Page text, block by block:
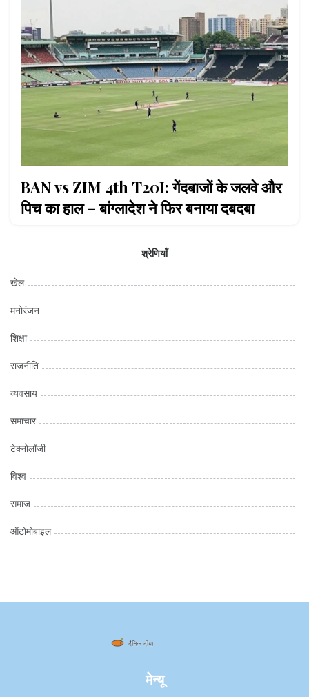
BAN vs ZIM 4th T20I: गेंदबाजों के जलवे और
पिच का हाल – बांग्लादेश ने फिर बनाया दबदबा
श्रेणियाँ
खेल
मनोरंजन
शिक्षा
राजनीति
व्यवसाय
समाचार
टेक्नोलॉजी
विश्व
समाज
ऑटोमोबाइल
मेन्यू